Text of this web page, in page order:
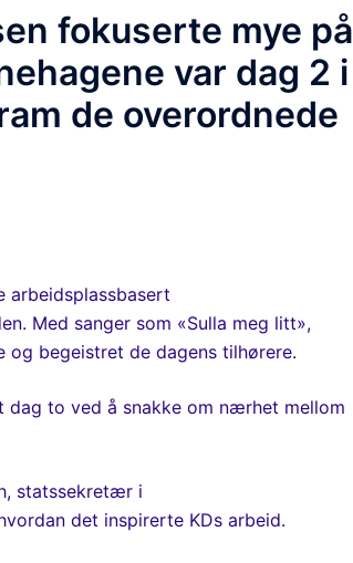
fokuserte mye på
var dag 2 i
de overordnede
arbeidsplassbasert
Med sanger som «Sulla meg litt»,
og begeistret de dagens tilhørere.
dag to ved å snakke om nærhet mellom
statssekretær i
det inspirerte KDs arbeid.